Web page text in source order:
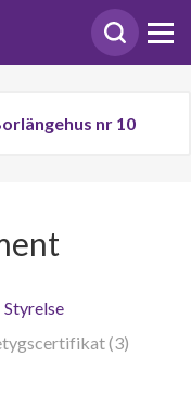
nr 10
Styrelse
(3)